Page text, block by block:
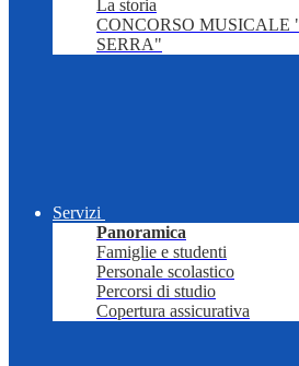
La storia
CONCORSO MUSICALE
SERRA"
Servizi
Panoramica
Famiglie e studenti
Personale scolastico
Percorsi di studio
Copertura assicurativa